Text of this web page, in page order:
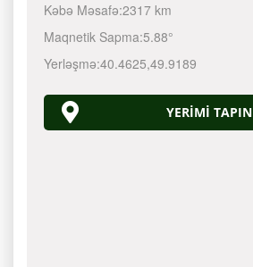
Kəbə Məsafə:2317 km
Maqnetik Sapma:5.88°
Yerləşmə:40.4625,49.9189
YERIMI TAPIN